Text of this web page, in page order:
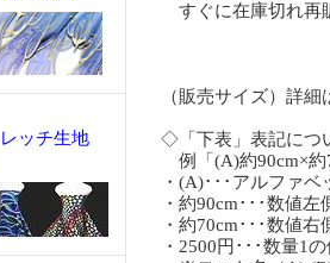
ッチ生地
すぐに在庫切れ再
（販売サイズ）詳
◇「下表」表記につ
例「(A)約90cm×約
・(A)･･･アルファベ
・約90cm･･･数値
・約70cm･･･数値
・2500円･･･数量1